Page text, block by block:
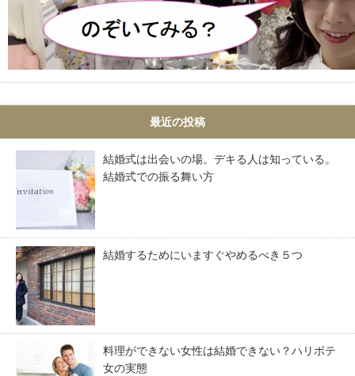
最近の投稿
結婚式は出会いの場。デキる人は知っている。
結婚式での振る舞い方
結婚するためにいますぐやめるべき５つ
料理ができない女性は結婚できない？ハリボテ
女の実態